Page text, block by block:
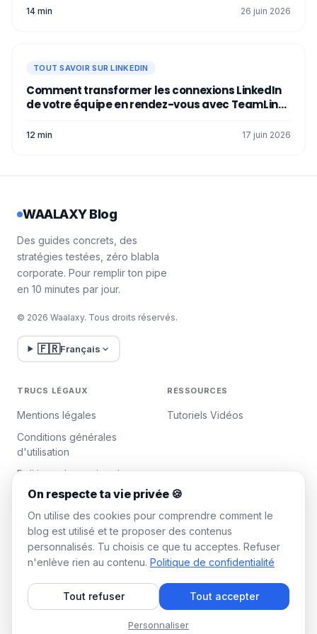
14 min 26 juin 2026
TOUT SAVOIR SUR LINKEDIN
Comment transformer les connexions LinkedIn
de votre équipe en rendez-vous avec TeamLink
12 min 17 juin 2026
WAALAXY Blog
Des guides concrets, des
stratégies testées, zéro blabla
corporate. Pour remplir ton pipe
en 10 minutes par jour.
© 2026 Waalaxy. Tous droits réservés.
🇫🇷Français
TRUCS LÉGAUX
Mentions légales
Conditions générales
d'utilisation
Politique de gestion des
données
Gérer les cookies
RESSOURCES
Tutoriels Vidéos
WAALAXY
Plan Team Waalaxy
On respecte ta vie privée 🍪
On utilise des cookies pour comprendre comment le
blog est utilisé et te proposer des contenus
personnalisés. Tu choisis ce que tu acceptes. Refuser
n'enlève rien au contenu. Politique de confidentialité
Tout refuser Tout accepter
Personnaliser